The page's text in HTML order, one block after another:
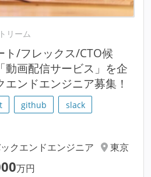
リーム
/フレックス/CTO候
動画配信サービス」を企
ンドエンジニア募集！
github
slack
クエンドエンジニア
東京
万円